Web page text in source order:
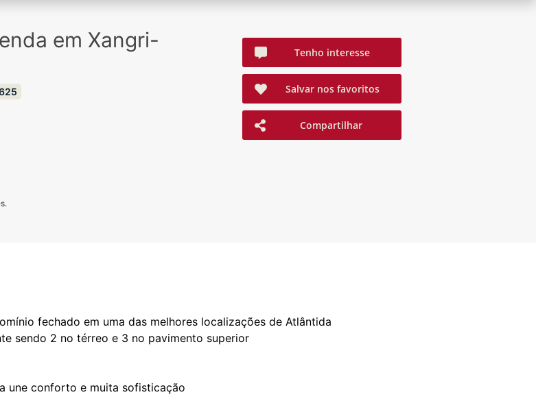
em Xangri-
Tenho interesse
Salvar nos favoritos
Compartilhar
fechado em uma das melhores localizações de Atlântida
sendo 2 no térreo e 3 no pavimento superior
une conforto e muita sofisticação